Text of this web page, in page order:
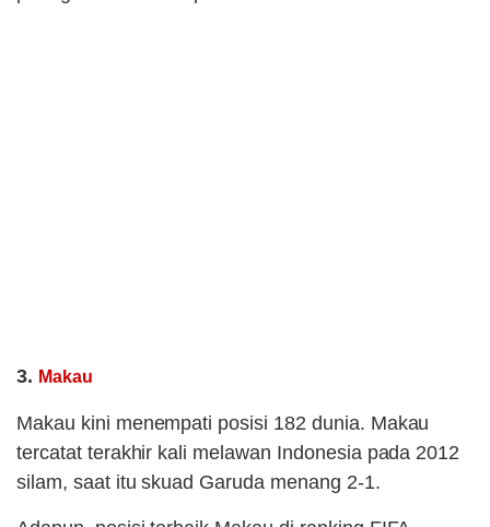
3. Makau
Makau kini menempati posisi 182 dunia. Makau
tercatat terakhir kali melawan Indonesia pada 2012
silam, saat itu skuad Garuda menang 2-1.